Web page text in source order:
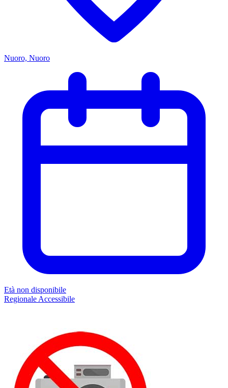
Nuoro, Nuoro
Età non disponibile
Regionale Accessibile